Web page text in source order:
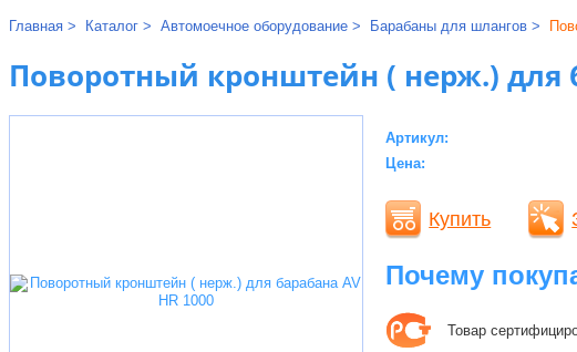
Главная Каталог Автомоечное оборудование Барабаны для шлангов
Поворотный кронштейн ( нерж.) для
Артикул:
Цена:
Купить
Почему
Товар